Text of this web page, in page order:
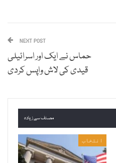
NEXT POST
حماس نے ایک اور اسرائیلی
قیدی کی لاش واپس کردی
مصنف سے زیادہ
انتخاب